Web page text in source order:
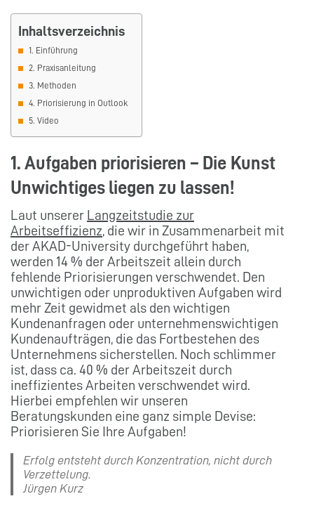
Inhaltsverzeichnis
1. Einführung
2. Praxisanleitung
3. Methoden
4. Priorisierung in Outlook
5. Video
1. Aufgaben priorisieren – Die Kunst
Unwichtiges liegen zu lassen!
Laut unserer Langzeitstudie zur
Arbeitseffizienz, die wir in Zusammenarbeit mit
der AKAD-University durchgeführt haben,
werden 14 % der Arbeitszeit allein durch
fehlende Priorisierungen verschwendet. Den
unwichtigen oder unproduktiven Aufgaben wird
mehr Zeit gewidmet als den wichtigen
Kundenanfragen oder unternehmenswichtigen
Kundenaufträgen, die das Fortbestehen des
Unternehmens sicherstellen. Noch schlimmer
ist, dass ca. 40 % der Arbeitszeit durch
ineffizientes Arbeiten verschwendet wird.
Hierbei empfehlen wir unseren
Beratungskunden eine ganz simple Devise:
Priorisieren Sie Ihre Aufgaben!
Erfolg entsteht durch Konzentration, nicht durch
Verzettelung.
Jürgen Kurz